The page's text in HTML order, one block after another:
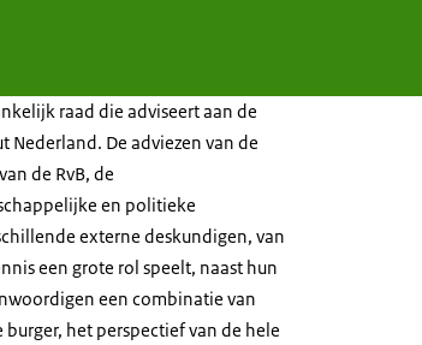
raad die adviseert aan de
Nederland. De adviezen van de
de RvB, de
en politieke
externe deskundigen, van
een grote rol speelt, naast hun
een combinatie van
het perspectief van de hele